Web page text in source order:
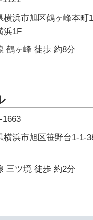
横浜市旭区鶴ヶ峰本町
浜1F
鶴ヶ峰 徒歩 約8分
1663
横浜市旭区笹野台1-1-
三ツ境 徒歩 約2分